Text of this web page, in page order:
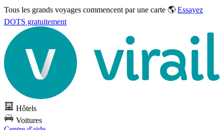
Tous les grands voyages commencent par une carte 🌎 Essayez
DOTS gratuitement
Hôtels
Voitures